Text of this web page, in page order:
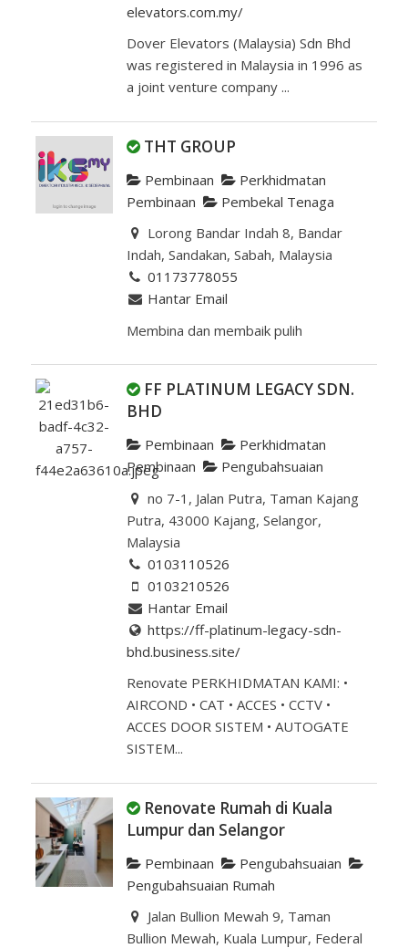
elevators.com.my/
Dover Elevators (Malaysia) Sdn Bhd
was registered in Malaysia in 1996 as
a joint venture company ...
THT GROUP
Pembinaan
Perkhidmatan
Pembinaan
Pembekal Tenaga
Lorong Bandar Indah 8, Bandar
Indah, Sandakan, Sabah, Malaysia
01173778055
Hantar Email
Membina dan membaik pulih
FF PLATINUM LEGACY SDN.
BHD
Pembinaan
Perkhidmatan
Pembinaan
Pengubahsuaian
no 7-1, Jalan Putra, Taman Kajang
Putra, 43000 Kajang, Selangor,
Malaysia
0103110526
0103210526
Hantar Email
https://ff-platinum-legacy-sdn-
bhd.business.site/
Renovate PERKHIDMATAN KAMI: •
AIRCOND • CAT • ACCES • CCTV •
ACCES DOOR SISTEM • AUTOGATE
SISTEM...
Renovate Rumah di Kuala
Lumpur dan Selangor
Pembinaan
Pengubahsuaian
Pengubahsuaian Rumah
Jalan Bullion Mewah 9, Taman
Bullion Mewah, Kuala Lumpur, Federal